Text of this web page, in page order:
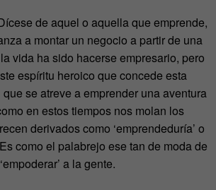
de aquel o aquella que emprende,
a montar un negocio a partir de una
vida ha sido hacerse empresario, pero
espíritu heroico que concede esta
se atreve a emprender una aventura
en estos tiempos nos molan los
derivados como ‘emprendeduría’ o
como el palabrejo ese tan de moda de
‘empoderar’ a la gente.